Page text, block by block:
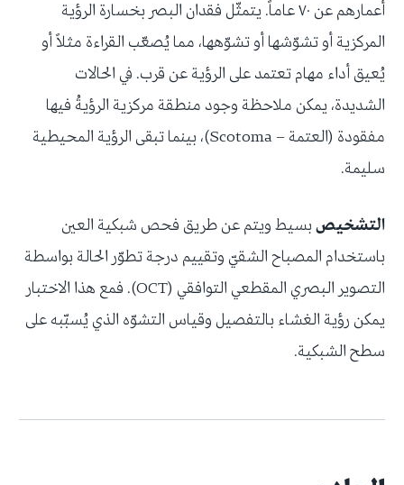
أعمارهم عن ٧٠ عاماً. يتمثّل فقدان البصر بخسارة الرؤية
المركزية أو تشوّشها أو تشوّهها، مما يُصعّب القراءة مثلاً أو
يُعيق أداء مهام تعتمد على الرؤية عن قرب. في الحالات
الشديدة، يمكن ملاحظة وجود منطقة مركزية الرؤيةُ فيها
مفقودة (العتمة – Scotoma)، بينما تبقى الرؤية المحيطية
سليمة.
التشخيصبسيط ويتم عن طريق فحص شبكية العين
باستخدام المصباح الشقيّ وتقييم درجة تطوّر الحالة بواسطة
التصوير البصري المقطعي التوافقي (OCT). فمع هذا الاختبار
يمكن رؤية الغشاء بالتفصيل وقياس التشوّه الذي يُسبّبه على
سطح الشبكية.